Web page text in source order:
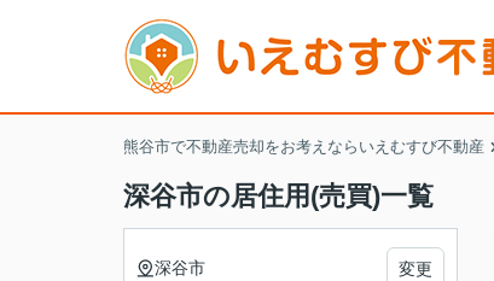
熊谷市で不動産売却をお考えならいえむすび不動産
深谷市の居住用(売買)一覧
深谷市 変更